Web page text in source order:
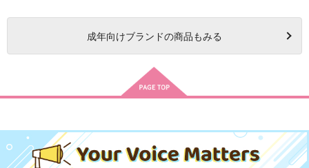
成年向けブランドの商品もみる